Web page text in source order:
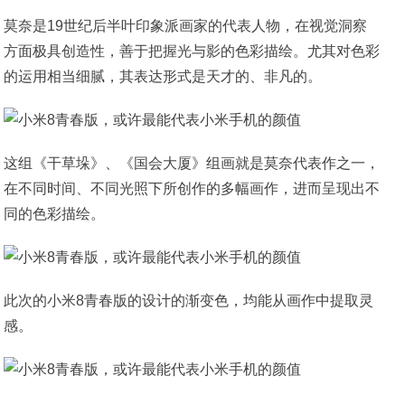
莫奈是19世纪后半叶印象派画家的代表人物，在视觉洞察
方面极具创造性，善于把握光与影的色彩描绘。尤其对色彩
的运用相当细腻，其表达形式是天才的、非凡的。
这组《干草垛》、《国会大厦》组画就是莫奈代表作之一，
在不同时间、不同光照下所创作的多幅画作，进而呈现出不
同的色彩描绘。
此次的小米8青春版的设计的渐变色，均能从画作中提取灵
感。